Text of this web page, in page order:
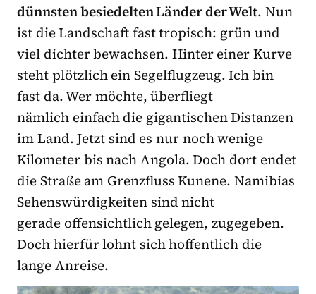
dünnsten besiedelten Länder der Welt. Nun
ist die Landschaft fast tropisch: grün und
viel dichter bewachsen. Hinter einer Kurve
steht plötzlich ein Segelflugzeug. Ich bin
fast da. Wer möchte, überfliegt
nämlich einfach die gigantischen Distanzen
im Land. Jetzt sind es nur noch wenige
Kilometer bis nach Angola. Doch dort endet
die Straße am Grenzfluss Kunene. Namibias
Sehenswürdigkeiten sind nicht
gerade offensichtlich gelegen, zugegeben.
Doch hierfür lohnt sich hoffentlich die
lange Anreise.